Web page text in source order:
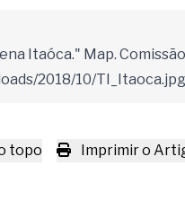
Itaóca." Map.
2018/10/
topo Imprimir o